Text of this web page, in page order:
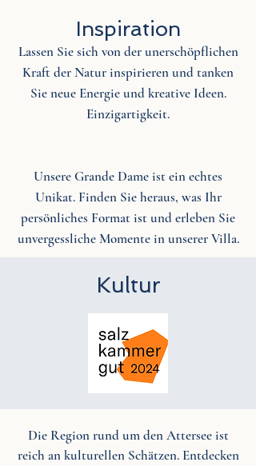
Inspiration
Lassen Sie sich von der unerschöpflichen
Kraft der Natur inspirieren und tanken
Sie neue Energie und kreative Ideen.
Einzigartigkeit.
Unsere Grande Dame ist ein echtes
Unikat. Finden Sie heraus, was Ihr
persönliches Format ist und erleben Sie
unvergessliche Momente in unserer Villa.
Kultur
Die Region rund um den Attersee ist
reich an kulturellen Schätzen. Entdecken